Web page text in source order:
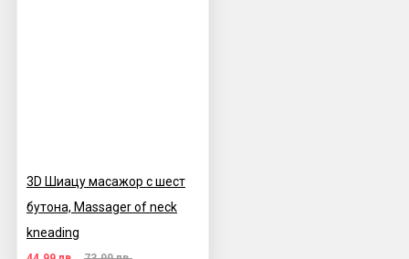
3D Шиацу масажор с шест
бутона, Massager of neck
kneading